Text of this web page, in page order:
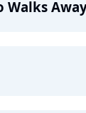
Walks